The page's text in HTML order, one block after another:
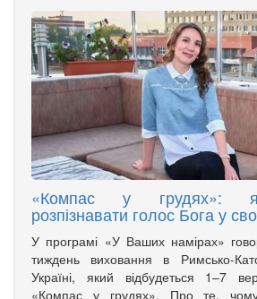
«Компас у грудях»:
розпізнавати голос Бога у
У програмі «У Ваших намірах»
тиждень виховання в Римсько-
Україні, який відбудеться 1–7
«Компас у грудях». Про те, чому